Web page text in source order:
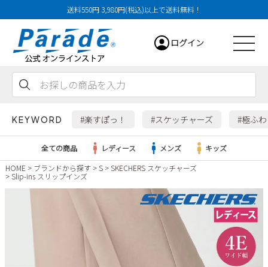
送料550円 3,980円(税込)以上で送料無料！
ログイン
KEYWORD #楽すぽっ！ #スケッチャーズ #極ふ
レディース
すべての商品
メンズ
全ての商品 レディース メンズ
キッズ
HOME
ブランドから探す S
SKECHERS スケッチャーズ
Slip-ins スリップインズ